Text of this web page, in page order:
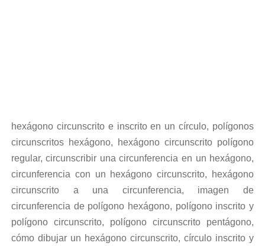
hexágono circunscrito e inscrito en un círculo, polígonos
circunscritos hexágono, hexágono circunscrito polígono
regular, circunscribir una circunferencia en un hexágono,
circunferencia con un hexágono circunscrito, hexágono
circunscrito a una circunferencia, imagen de
circunferencia de polígono hexágono, polígono inscrito y
polígono circunscrito, polígono circunscrito pentágono,
cómo dibujar un hexágono circunscrito, círculo inscrito y